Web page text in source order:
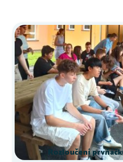
Rozloučení